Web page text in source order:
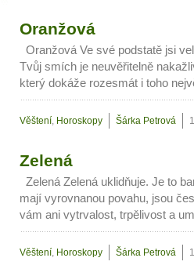
Oranžová
Oranžová Ve své podstatě jsi
Tvůj smích je neuvěřitelně
který dokáže rozesmát i toho
Věštení, Horoskopy Šárka Petrová
Zelená
Zelená Zelená uklidňuje. Je to
mají vyrovnanou povahu, jsou
vám ani vytrvalost, trpělivost a
Věštení, Horoskopy Šárka Petrová